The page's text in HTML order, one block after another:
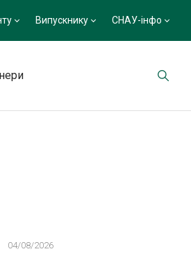
Випускнику СНАУ-інфо
04/08/2026